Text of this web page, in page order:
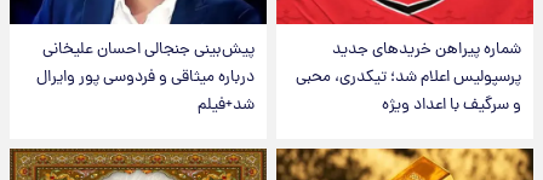
شماره پیراهن خریدهای جدید
پرسپولیس اعلام شد؛ تیکدری، محبی
و سرگیف با اعداد ویژه
پیش‌بینی جنجالی احسان علیخانی
درباره میثاقی و فردوسی پور وایرال
شد+فیلم